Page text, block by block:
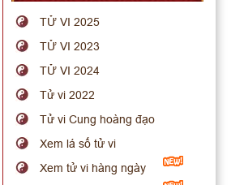
TỬ VI 2025
TỬ VI 2023
TỬ VI 2024
Tử vi 2022
Tử vi Cung hoàng đạo
Xem lá số tử vi
Xem tử vi hàng ngày